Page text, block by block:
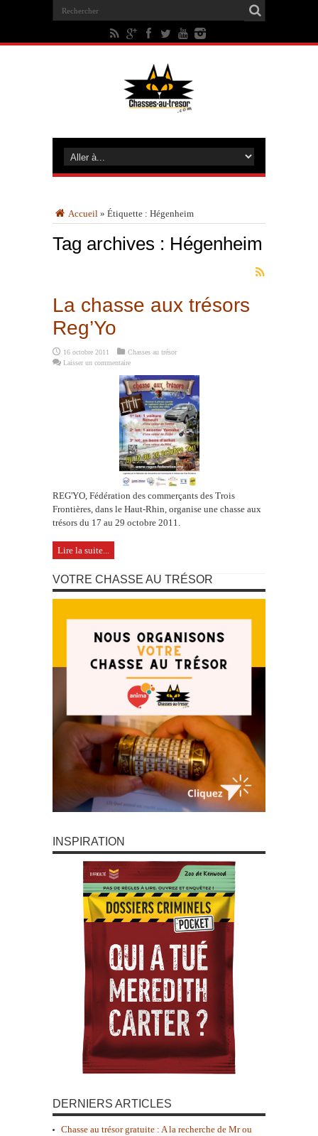
Accueil » Étiquette : Hégenheim
Tag archives : Hégenheim
La chasse aux trésors
Reg’Yo
16 octobre 2011
Chasses au trésor
Laisser un commentaire
REG'YO, Fédération des commerçants des Trois
Frontières, dans le Haut-Rhin, organise une chasse aux
trésors du 17 au 29 octobre 2011.
Lire la suite...
VOTRE CHASSE AU TRÉSOR
INSPIRATION
DERNIERS ARTICLES
Chasse au trésor gratuite : A la recherche de Mr ou